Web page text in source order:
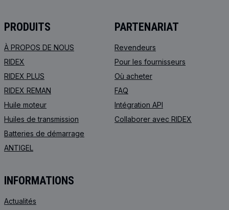
PRODUITS
À PROPOS DE NOUS
RIDEX
RIDEX PLUS
RIDEX REMAN
Huile moteur
Huiles de transmission
Batteries de démarrage
ANTIGEL
PARTENARIAT
Revendeurs
Pour les fournisseurs
Où acheter
FAQ
Intégration API
Collaborer avec RIDEX
INFORMATIONS
Actualités